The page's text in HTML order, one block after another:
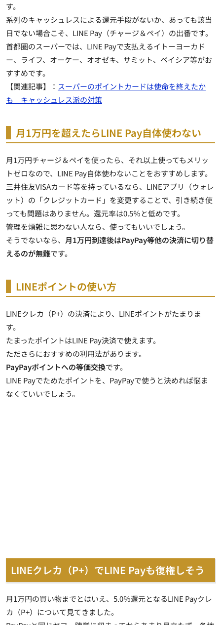
す。
系列のキャッシュレスによる還元手段がないか、あっても該当
日でない場合こそ、LINE Pay（チャージ＆ペイ）の出番です。
首都圏のスーパーでは、LINE Payで支払えるイトーヨーカド
ー、ライフ、オーケー、オオゼキ、サミット、ベイシア等がお
すすめです。
【関連記事】： スーパーのポイントカードは使命を終えたか
も キャッシュレス派の対策
月1万円を超えたらLINE Pay自体使わない
月1万円チャージ＆ペイを使ったら、それ以上使ってもメリッ
トゼロなので、LINE Pay自体使わないことをおすすめします。
三井住友VISAカード等を持っているなら、LINEアプリ（ウォレ
ット）の「クレジットカード」を変更することで、引き続き使
っても問題はありません。還元率は0.5％と低めです。
管理を煩雑に思わない人なら、使ってもいいでしょう。
そうでないなら、 月1万円到達後はPayPay等他の決済に切り替
えるのが無難です。
LINEポイントの使い方
LINEクレカ（P+）の決済により、LINEポイントがたまりま
す。
たまったポイントはLINE Pay決済で使えます。
たださらにおすすめの利用法があります。
PayPayポイントへの等価交換です。
LINE Payでためたポイントを、PayPayで使うと決めれば悩ま
なくていいでしょう。
LINEクレカ（P+）でLINE Payも復権しそう
月1万円の買い物までとはいえ、5.0％還元となるLINE Payクレ
カ（P+）について見てきました。